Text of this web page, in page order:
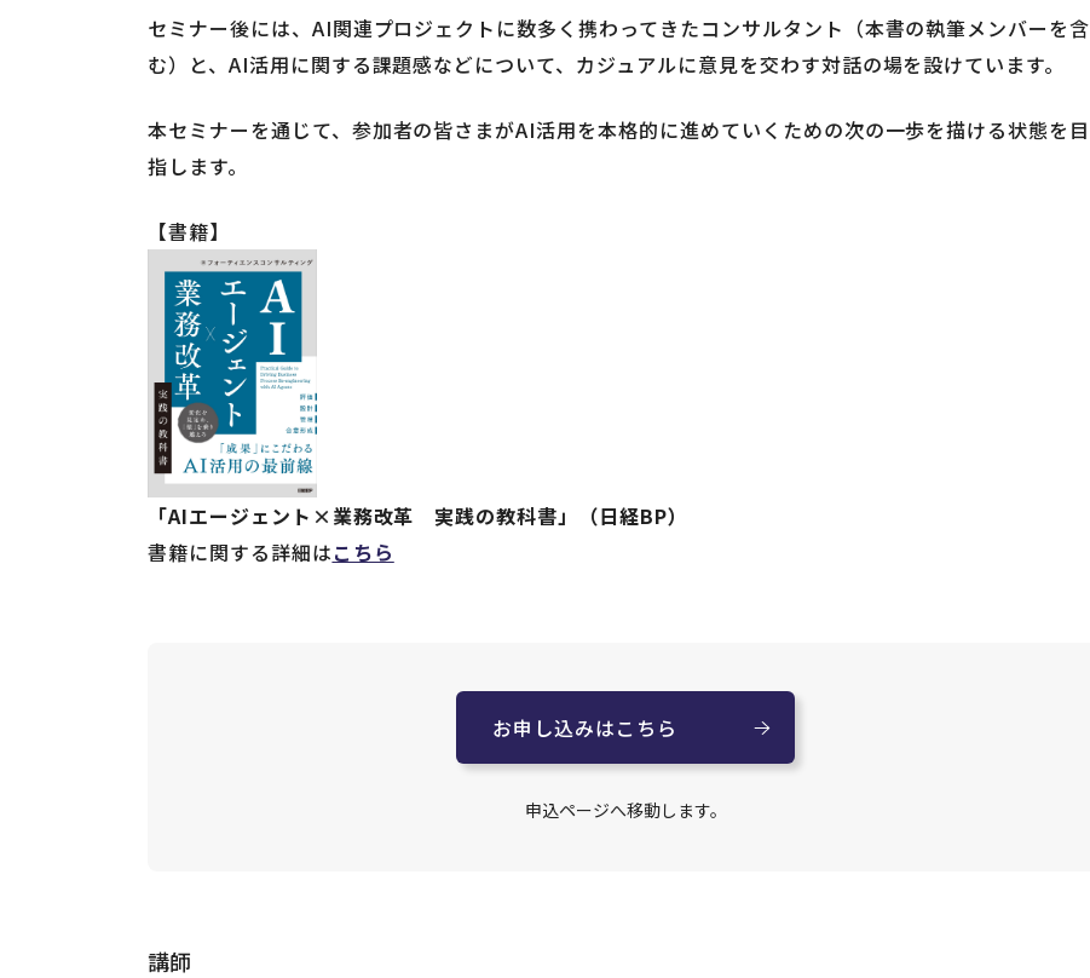
セミナー後には、AI関連プロジェクトに数多く携わってきたコンサルタント（本書の執筆メンバーを含
む）と、AI活用に関する課題感などについて、カジュアルに意見を交わす対話の場を設けています。
本セミナーを通じて、参加者の皆さまがAI活用を本格的に進めていくための次の一歩を描ける状態を目
指します。
【書籍】
「AIエージェント×業務改革 実践の教科書」（日経BP）
書籍に関する詳細はこちら
お申し込みはこちら
申込ページへ移動します。
講師